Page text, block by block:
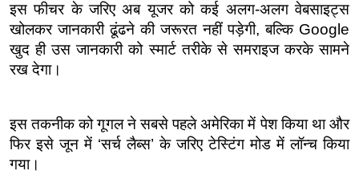
इस फीचर के जरिए अब यूजर को कई अलग-अलग वेबसाइट्स
खोलकर जानकारी ढूंढने की जरूरत नहीं पड़ेगी, बल्कि Google
खुद ही उस जानकारी को स्मार्ट तरीके से समराइज करके सामने
रख देगा।
इस तकनीक को गूगल ने सबसे पहले अमेरिका में पेश किया था और
फिर इसे जून में ‘सर्च लैब्स’ के जरिए टेस्टिंग मोड में लॉन्च किया
गया।